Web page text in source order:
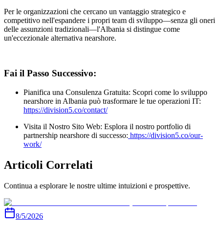
Per le organizzazioni che cercano un vantaggio strategico e
competitivo nell'espandere i propri team di sviluppo—senza gli oneri
delle assunzioni tradizionali—l'Albania si distingue come
un'eccezionale alternativa nearshore.
Fai il Passo Successivo:
Pianifica una Consulenza Gratuita: Scopri come lo sviluppo
nearshore in Albania può trasformare le tue operazioni IT:
https://division5.co/contact/
Visita il Nostro Sito Web: Esplora il nostro portfolio di
partnership nearshore di successo: https://division5.co/our-
work/
Articoli Correlati
Continua a esplorare le nostre ultime intuizioni e prospettive.
8/5/2026